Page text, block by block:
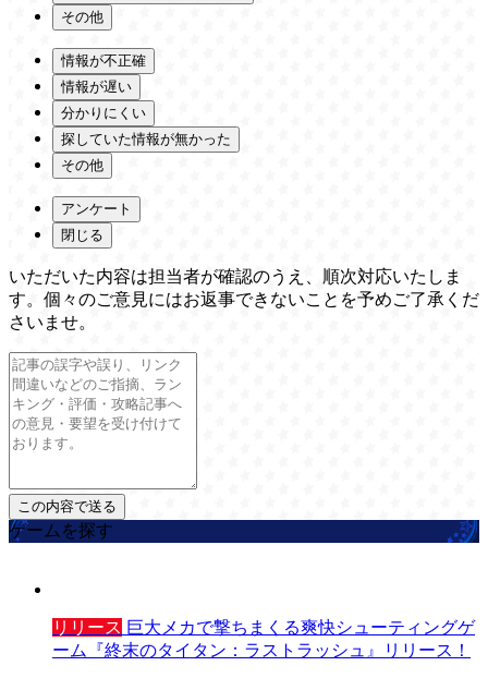
その他
情報が不正確
情報が遅い
分かりにくい
探していた情報が無かった
その他
アンケート
閉じる
いただいた内容は担当者が確認のうえ、順次対応いたしま
す。個々のご意見にはお返事できないことを予めご了承くだ
さいませ。
ゲームを探す
リリース 巨大メカで撃ちまくる爽快シューティングゲ
ーム『終末のタイタン：ラストラッシュ』リリース！